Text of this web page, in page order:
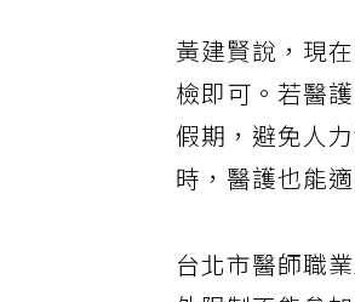
黃建賢說，現
檢即可。若醫
假期，避免人
時，醫護也能
台北市醫師職